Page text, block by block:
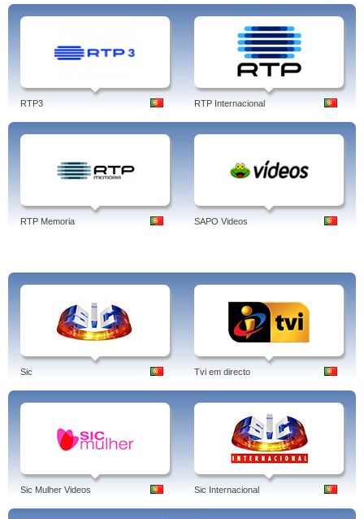
exclusivos especialmente preparados para quem está longe e quer ficar mais
perto!
NÃO PERCA MAIS TEMPO, VEJA JÁ EM DIRECTO A RTP INTERNACIONAL
O canal de televisão RTPi é um factor de identificação cultural, promovendo a
língua e o país e representando no imaginário colectivo um regresso afectivo
às origens.
Programas: 1 Minuto pela Terra, 1, 2, Tete Som, ª MARATONA DE HUMOR,
2010: O ANO EM QUE CHEGOU A FATURA, 2012 - O ANO QUE NINGUÉM
QUER, 24 Horas, 25 Heróis do 25, 3 Por Uma, 30 MINUTOS, 30º FESTIVAL DA
Madeira 2012, 360º3º Festival da Canção Infanto-Juvenil da Madeira, 4 Por 4,
4 x CIÊNCIA, 40 anos do 25 de Abril. Como éramos, como somos, 5 Minutos
Europa, 5 Minutos Num Instante, 5 PARA A MEIA-NOITE (V), 5 Para a Meia-
DECLARAÇÃO OFICIAL, 7 Maravilhas Naturais de Angola, 70x7, RTP
Internacional.
Tags: rtp internacional, programação, direto, online em directo, live, vodafone,
hd, astra, rtp internacional, em directo, zon, satelite, online, meo, best of
portugal, portugal aqui tao perto, em directo gratis, live streaming, stream, ao
RTP3 RTP Internacional
RTP Memoria SAPO Videos
Sic Tvi em directo
Sic Mulher Videos Sic Internacional